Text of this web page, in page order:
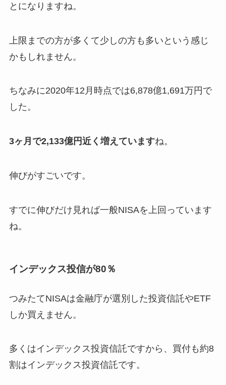
とになりますね。
上限までの方が多くて少しの方も多いという感じ
かもしれません。
ちなみに2020年12月時点では6,878億1,691万円で
した。
3ヶ月で2,133億円近く増えていますね。
伸びがすごいです。
すでに伸びだけ見れば一般NISAを上回っています
ね。
インデックス投信が80％
つみたてNISAは金融庁が選別した投資信託やETF
しか買えません。
多くはインデックス投資信託ですから、買付も約8
割はインデックス投資信託です。